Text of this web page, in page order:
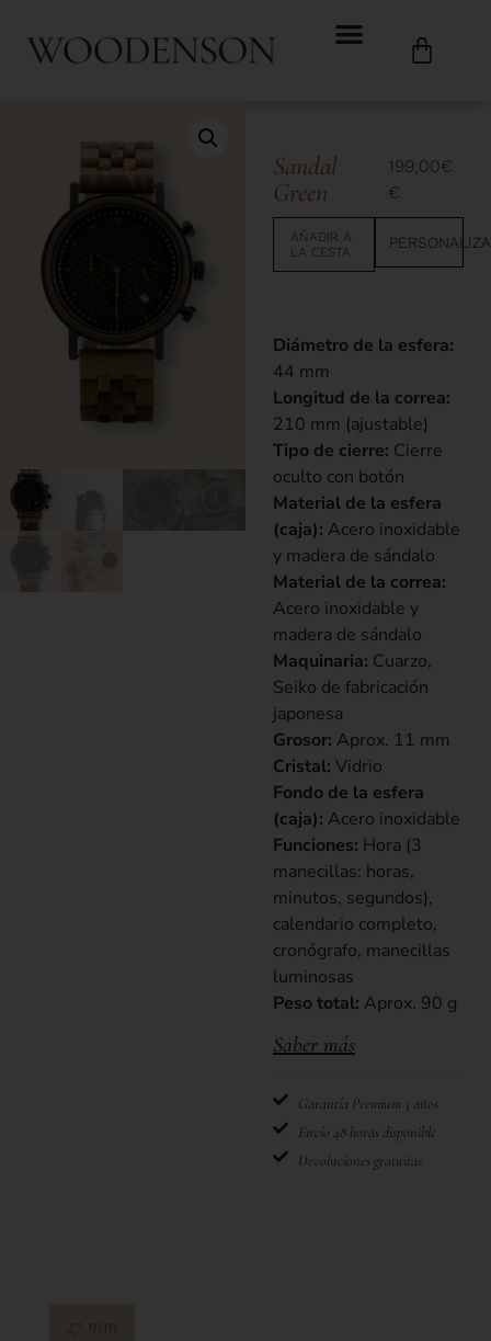
Sandal
Green
199,00€
€
AÑADIR A
LA CESTA
Diámetro de la esfera:
44 mm
Longitud de la correa:
210 mm (ajustable)
Tipo de cierre: Cierre
oculto con botón
Material de la esfera
(caja): Acero inoxidable
y madera de sándalo
Material de la correa:
Acero inoxidable y
madera de sándalo
Maquinaria: Cuarzo,
Seiko de fabricación
japonesa
Grosor: Aprox. 11 mm
Cristal: Vidrio
Fondo de la esfera
(caja): Acero inoxidable
Funciones: Hora (3
manecillas: horas,
minutos, segundos),
calendario completo,
cronógrafo, manecillas
luminosas
Peso total: Aprox. 90 g
Saber más
Garantía Premium 3 años
Envío 48 horas disponible
Devoluciones gratuitas
27 mm